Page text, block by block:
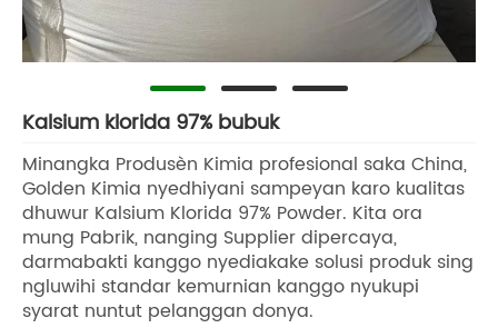
Kalsium klorida 97% bubuk
Minangka Produsèn Kimia profesional saka China,
Golden Kimia nyedhiyani sampeyan karo kualitas
dhuwur Kalsium Klorida 97% Powder. Kita ora
mung Pabrik, nanging Supplier dipercaya,
darmabakti kanggo nyediakake solusi produk sing
ngluwihi standar kemurnian kanggo nyukupi
syarat nuntut pelanggan donya.